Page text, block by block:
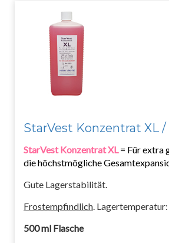
StarVest Konzentrat XL
StarVest Konzentrat XL = Für extra
die höchstmögliche
Gute Lagerstabilität.
Frostempfindlich. Lagertemperatur:
500 ml Flasche